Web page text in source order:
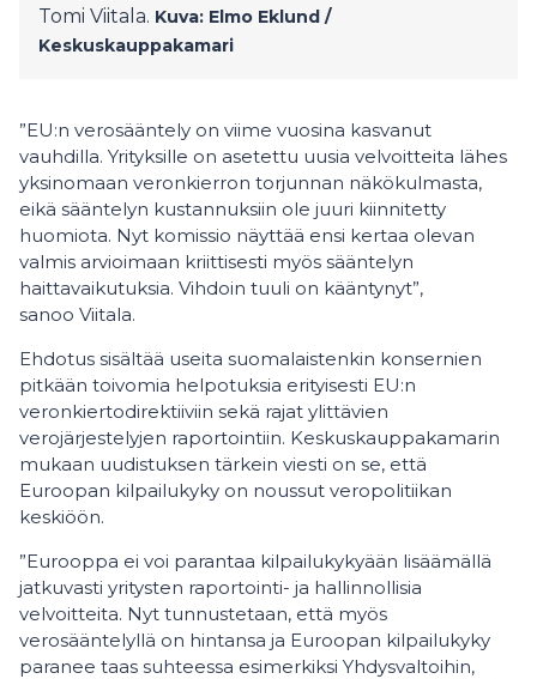
Tomi Viitala. Kuva: Elmo Eklund /
Keskuskauppakamari
”EU:n verosääntely on viime vuosina kasvanut
vauhdilla. Yrityksille on asetettu uusia velvoitteita lähes
yksinomaan veronkierron torjunnan näkökulmasta,
eikä sääntelyn kustannuksiin ole juuri kiinnitetty
huomiota. Nyt komissio näyttää ensi kertaa olevan
valmis arvioimaan kriittisesti myös sääntelyn
haittavaikutuksia. Vihdoin tuuli on kääntynyt”,
sanoo Viitala.
Ehdotus sisältää useita suomalaistenkin konsernien
pitkään toivomia helpotuksia erityisesti EU:n
veronkiertodirektiiviin sekä rajat ylittävien
verojärjestelyjen raportointiin. Keskuskauppakamarin
mukaan uudistuksen tärkein viesti on se, että
Euroopan kilpailukyky on noussut veropolitiikan
keskiöön.
”Eurooppa ei voi parantaa kilpailukykyään lisäämällä
jatkuvasti yritysten raportointi- ja hallinnollisia
velvoitteita. Nyt tunnustetaan, että myös
verosääntelyllä on hintansa ja Euroopan kilpailukyky
paranee taas suhteessa esimerkiksi Yhdysvaltoihin,